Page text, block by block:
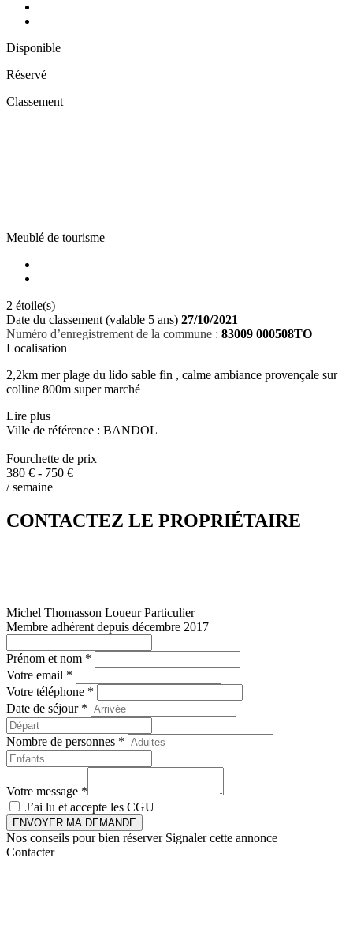
Disponible
Réservé
Classement
Meublé de tourisme
2 étoile(s)
Date du classement (valable 5 ans) 27/10/2021
Numéro d’enregistrement de la commune : 83009 000508TO
Localisation
2,2km mer plage du lido sable fin , calme ambiance provençale sur
colline 800m super marché
Lire plus
Ville de référence : BANDOL
Fourchette de prix
380 € - 750 €
/ semaine
CONTACTEZ LE PROPRIÉTAIRE
Michel Thomasson Loueur Particulier
Membre adhérent depuis décembre 2017
Prénom et nom *
Votre email *
Votre téléphone *
Date de séjour *
Nombre de personnes *
Votre message *
J’ai lu et accepte les CGU
ENVOYER MA DEMANDE
Nos conseils pour bien réserver Signaler cette annonce
Contacter